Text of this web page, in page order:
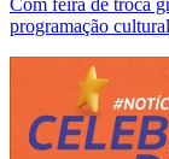
programação